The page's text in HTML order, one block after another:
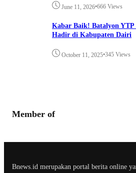
June 11, 2026•666 Views
Kabar Baik! Batalyon YTP
Hadir di Kabupaten Dairi
October 11, 2025•345 Views
Member of
Bnews.id merupakan portal berita online